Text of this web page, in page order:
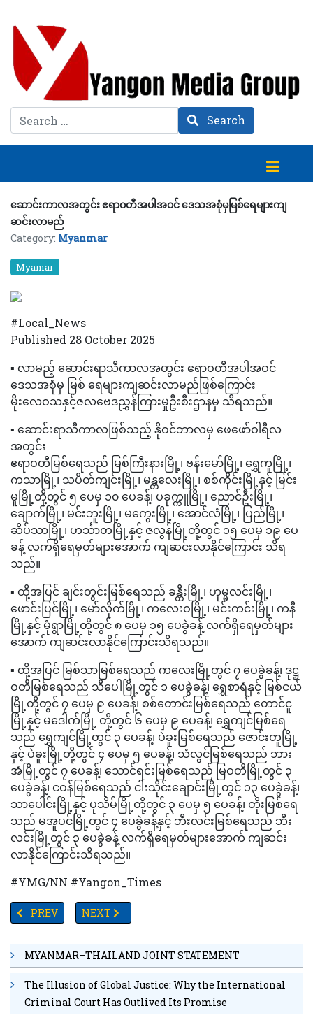
Search Search
ဆောင်းကာလအတွင်း ဧရာဝတီအပါအဝင် ဒေသအစုံမှမြစ်ရေများကျ
ဆင်းလာမည်
Category: Myanmar
Myamar
#Local_News
Published 28 October 2025
▪️ လာမည့် ဆောင်းရာသီကာလအတွင်း ဧရာဝတီအပါအဝင်
ဒေသအစုံမှ မြစ် ရေများကျဆင်းလာမည်ဖြစ်ကြောင်း
မိုးလေဝသနှင့်ဇလဗေဒညွှန်ကြားမှုဦးစီးဌာနမှ သိရသည်။
▪️ ဆောင်းရာသီကာလဖြစ်သည့် နိုဝင်ဘာလမှ ဖေဖော်ဝါရီလ
အတွင်း
ဧရာဝတီမြစ်ရေသည် မြစ်ကြီးနားမြို့၊ ဗန်းမော်မြို့၊ ရွှေကူမြို့၊
ကသာမြို့၊ သပိတ်ကျင်းမြို့၊ မန္တလေးမြို့၊ စစ်ကိုင်းမြို့နှင့် မြင်း
မူမြို့တို့တွင် ၅ ပေမှ ၁၀ ပေခန့်၊ ပခုက္ကူမြို့၊ ညောင်ဦးမြို့၊
ချောက်မြို့၊ မင်းဘူးမြို့၊ မကွေးမြို့၊ အောင်လံမြို့၊ ပြည်မြို့၊
ဆိပ်သာမြို့၊ ဟင်္သာတမြို့နှင့် ဇလွန်မြို့တို့တွင် ၁၅ ပေမှ ၁၉ ပေ
ခန့် လက်ရှိရေမှတ်များအောက် ကျဆင်းလာနိုင်ကြောင်း သိရ
သည်။
▪️ ထို့အပြင် ချင်းတွင်းမြစ်ရေသည် ခန္တီးမြို့၊ ဟုမ္မလင်းမြို့၊
ဖောင်းပြင်မြို့၊ မော်လိုက်မြို့၊ ကလေးဝမြို့၊ မင်းကင်းမြို့၊ ကနီ
မြို့နှင့် မုံရွာမြို့တို့တွင် ၈ ပေမှ ၁၅ ပေခွဲခန့် လက်ရှိရေမှတ်များ
အောက် ကျဆင်းလာနိုင်ကြောင်းသိရသည်။
▪️ ထို့အပြင် မြစ်သာမြစ်ရေသည် ကလေးမြို့တွင် ၇ ပေခွဲခန့်၊ ဒုဋ္ဌ
ဝတီမြစ်ရေသည် သီပေါမြို့တွင် ၁ ပေခွဲခန့်၊ ရွှေစာရံနှင့် မြစ်ငယ်
မြို့တို့တွင် ၇ ပေမှ ၉ ပေခန့်၊ စစ်တောင်းမြစ်ရေသည် တောင်ငူ
မြို့နှင့် မဒေါက်မြို့ တို့တွင် ၆ ပေမှ ၉ ပေခန့်၊ ရွှေကျင်မြစ်ရေ
သည် ရွှေကျင်မြို့တွင် ၃ ပေခန့်၊ ပဲခူးမြစ်ရေသည် ဇောင်းတူမြို့
နှင့် ပဲခူးမြို့တို့တွင် ၄ ပေမှ ၅ ပေခန့်၊ သံလွင်မြစ်ရေသည် ဘား
အံမြို့တွင် ၇ ပေခန့်၊ သောင်ရင်းမြစ်ရေသည် မြဝတီမြို့တွင် ၃
ပေခွဲခန့်၊ ငဝန်မြစ်ရေသည် ငါးသိုင်းချောင်းမြို့တွင် ၁၃ ပေခွဲခန့်၊
သာပေါင်းမြို့နှင့် ပုသိမ်မြို့တို့တွင် ၃ ပေမှ ၅ ပေခန့်၊ တိုးမြစ်ရေ
သည် မအူပင်မြို့တွင် ၄ ပေခွဲခန့်နှင့် ဘီးလင်းမြစ်ရေသည် ဘီး
လင်းမြို့တွင် ၃ ပေခွဲခန့် လက်ရှိရေမှတ်များအောက် ကျဆင်း
လာနိုင်ကြောင်းသိရသည်။
#YMG/NN #Yangon_Times
PREVIOUS ARTICLE: တရားမဝင်စက်သုံးဆီ သယ်ယူဖြန့် ဖြူးရော
PREV NEXT ARTICLE: ရွေးကောက်ပွဲအသုံးစရိတ်များ တိုး
NEXT
MYANMAR–THAILAND JOINT STATEMENT
The Illusion of Global Justice: Why the International
Criminal Court Has Outlived Its Promise